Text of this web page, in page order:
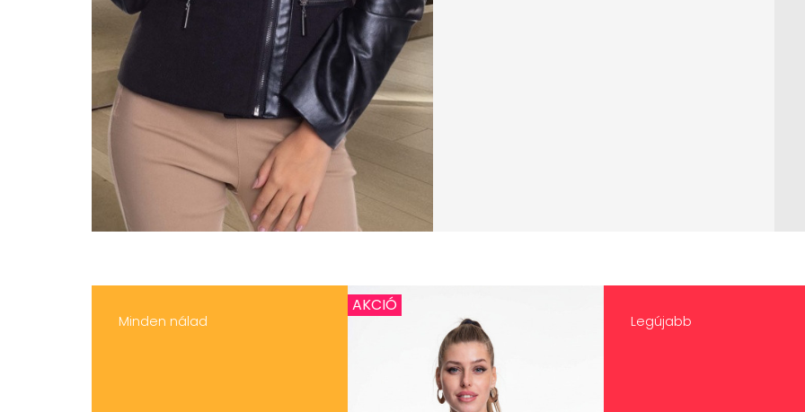
Minden nálad
AKCIÓ
Legújabb